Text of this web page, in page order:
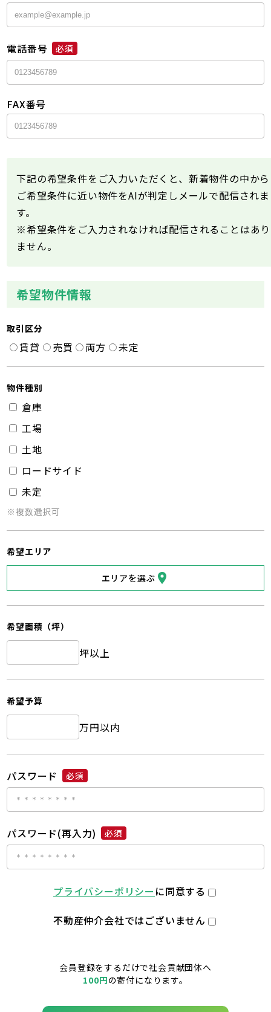
電話番号 必須
FAX番号
下記の希望条件をご入力いただくと、新着物件の中から
ご希望条件に近い物件をAIが判定しメールで配信されま
す。
※希望条件をご入力されなければ配信されることはあり
ません。
希望物件情報
取引区分
賃貸 売買 両方 未定
物件種別
倉庫
工場
土地
ロードサイド
未定
※複数選択可
希望エリア
エリアを選ぶ
希望面積（坪）
坪以上
希望予算
万円以内
パスワード 必須
パスワード(再入力) 必須
プライバシーポリシー に同意する
不動産仲介会社ではございません
会員登録をするだけで社会貢献団体へ
100円の寄付になります。